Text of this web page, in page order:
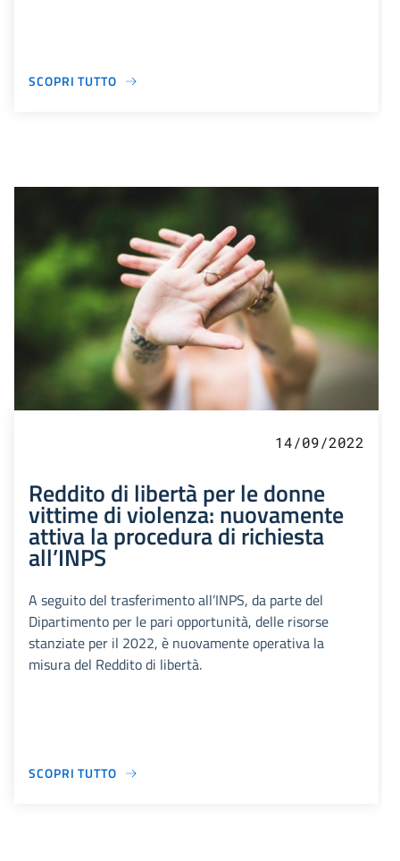
SCOPRI TUTTO
14/09/2022
Reddito di libertà per le donne
vittime di violenza: nuovamente
attiva la procedura di richiesta
all’INPS
A seguito del trasferimento all’INPS, da parte del
Dipartimento per le pari opportunità, delle risorse
stanziate per il 2022, è nuovamente operativa la
misura del Reddito di libertà.
SCOPRI TUTTO